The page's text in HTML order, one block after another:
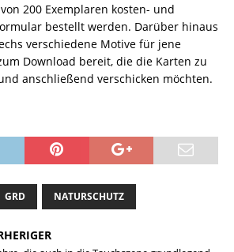
200 Exemplaren kosten- und
bestellt werden. Darüber hinaus
verschiedene Motive für jene
Download bereit, die die Karten zu
anschließend verschicken möchten.
GRD NATURSCHUTZ